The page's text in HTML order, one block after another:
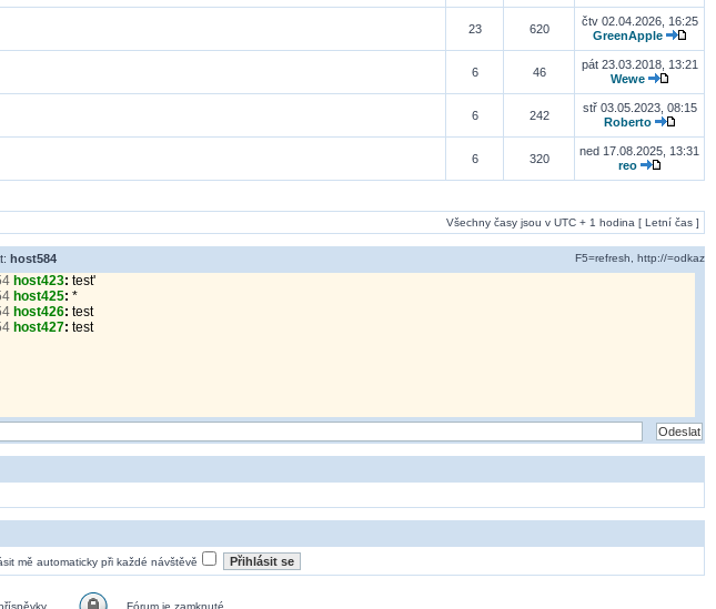
23 620
čtv 02.04.2026, 16:25
GreenApple
6 46
pát 23.03.2018, 13:21
Wewe
6 242
stř 03.05.2023, 08:15
Roberto
6 320
ned 17.08.2025, 13:31
reo
Všechny časy jsou v UTC + 1 hodina [ Letní čas ]
host584 F5=refresh, http://=odkaz
host423: test'
host425: *
host426: test
host427: test
mě automaticky při každé návštěvě
Fórum je zamknuté